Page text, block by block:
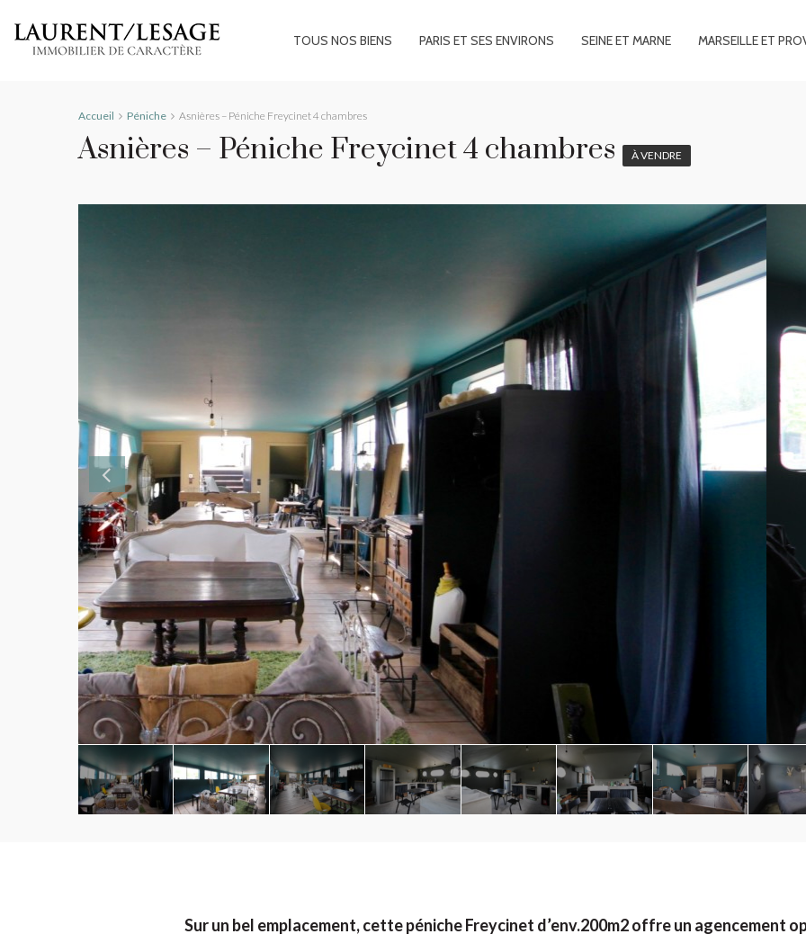
TOUS NOS BIENS PARIS ET SES ENVIRONS SEINE ET MARNE MARSEILLE ET
Accueil Péniche Asnières – Péniche Freycinet 4 chambres
Asnières – Péniche Freycinet 4 chambres À VENDRE
Sur un bel emplacement, cette péniche Freycinet d’env.200m2 offre un agencement